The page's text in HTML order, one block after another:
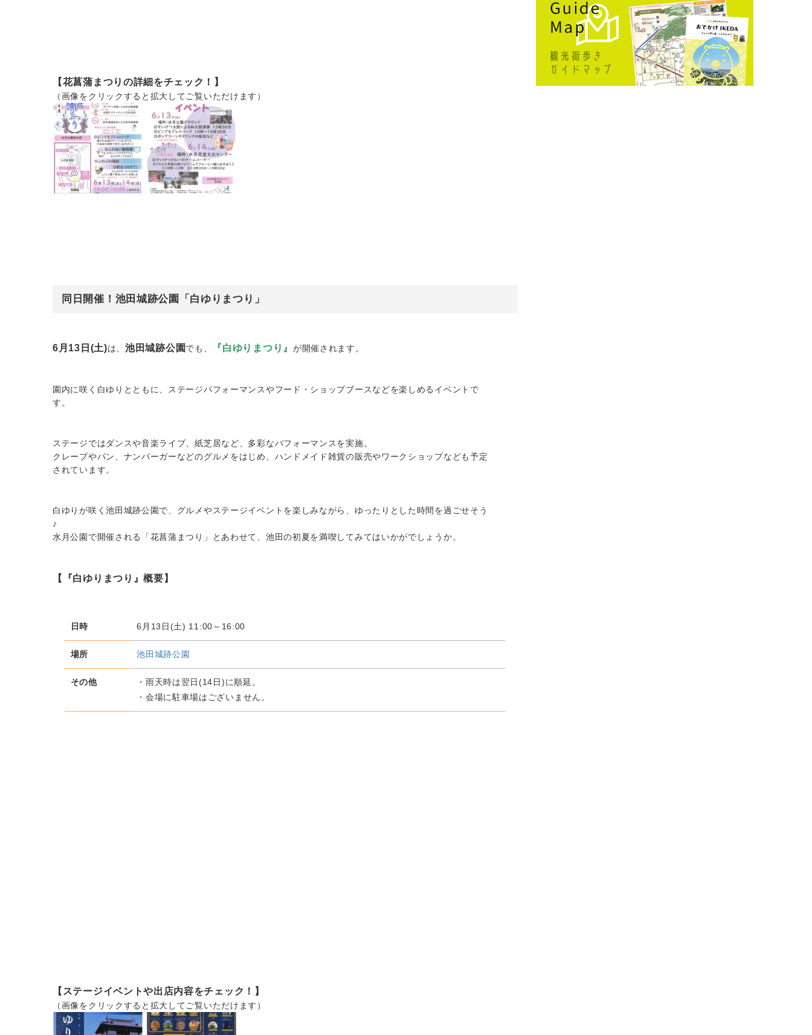
【花菖蒲まつりの詳細をチェック！】
（画像をクリックすると拡大してご覧いただけます）
同日開催！池田城跡公園「白ゆりまつり」
6月13日(土)は、池田城跡公園でも、 『白ゆりまつり』 が開催されます。
園内に咲く白ゆりとともに、ステージパフォーマンスやフード・ショップブースなどを楽しめるイベントで
す。
ステージではダンスや音楽ライブ、紙芝居など、多彩なパフォーマンスを実施。
クレープやパン、ナンバーガーなどのグルメをはじめ、ハンドメイド雑貨の販売やワークショップなども予定
されています。
白ゆりが咲く池田城跡公園で、グルメやステージイベントを楽しみながら、ゆったりとした時間を過ごせそう
♪
水月公園で開催される「花菖蒲まつり」とあわせて、池田の初夏を満喫してみてはいかがでしょうか。
【『白ゆりまつり』概要】
日時 6月13日(土) 11:00～16:00
場所 池田城跡公園
その他
・雨天時は翌日(14日)に順延。
・会場に駐車場はございません。
【ステージイベントや出店内容をチェック！】
（画像をクリックすると拡大してご覧いただけます）